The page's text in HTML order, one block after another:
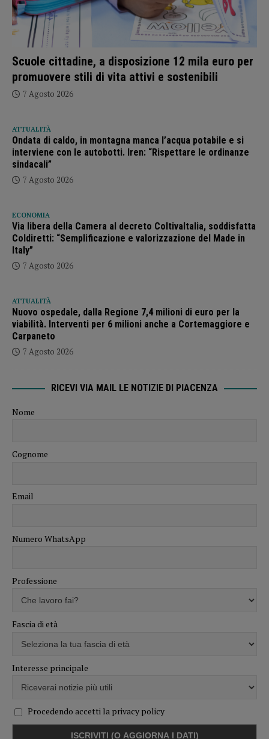
Scuole cittadine, a disposizione 12 mila euro per
promuovere stili di vita attivi e sostenibili
7 Agosto 2026
ATTUALITÀ
Ondata di caldo, in montagna manca l’acqua potabile e si
interviene con le autobotti. Iren: “Rispettare le ordinanze
sindacali”
7 Agosto 2026
ECONOMIA
Via libera della Camera al decreto ColtivaItalia, soddisfatta
Coldiretti: “Semplificazione e valorizzazione del Made in
Italy”
7 Agosto 2026
ATTUALITÀ
Nuovo ospedale, dalla Regione 7,4 milioni di euro per la
viabilità. Interventi per 6 milioni anche a Cortemaggiore e
Carpaneto
7 Agosto 2026
RICEVI VIA MAIL LE NOTIZIE DI PIACENZA
Nome
Cognome
Email
Numero WhatsApp
Professione
Fascia di età
Interesse principale
Procedendo accetti la privacy policy